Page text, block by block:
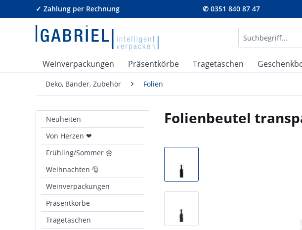
✓ Zahlung per Rechnung ✆ 0351 840 87 47
Weinverpackungen Präsentkörbe Tragetaschen
Deko, Bänder, Zubehör Folien
Neuheiten
Von Herzen ❤
Frühling/Sommer 🌼
Weihnachten 🎅
Weinverpackungen
Präsentkörbe
Tragetaschen
Folienbeutel